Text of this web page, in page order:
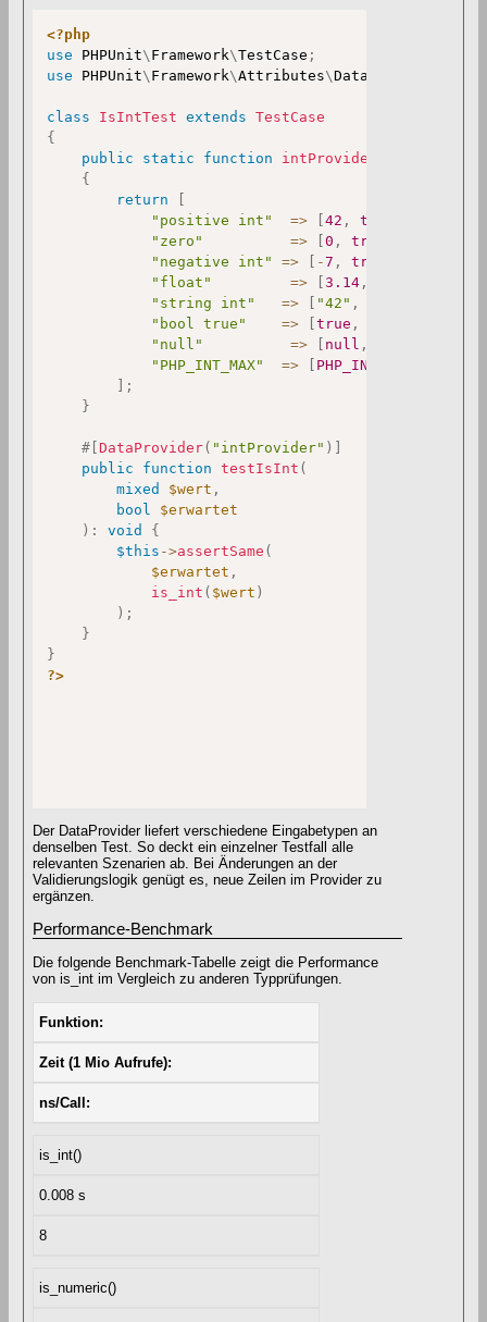
<?php
use
PHPUnit\ Framework\TestCase ;
use
PHPUnit\ Framework\Attributes\DataProvider
class IsIntTest extends
TestCase
{
public
static function intProvider
{
return
"positive int"
=> [42 , true
"zero"
=> [0 , true
"negative int"
=> -7 , true
"float"
=> [3.14 ,
"string int"
=> "42" ,
"bool true"
=> [true ,
"null"
=> null ,
"PHP_INT_MAX"
=> PHP_INT_MAX
;
}
#[DataProvider( "intProvider" )
public
function testIsInt (
mixed
$wert ,
bool
$erwartet
) : void
{
$this ->assertSame (
$erwartet ,
is_int ( $wert )
) ;
}
}
?>
Der DataProvider liefert verschiedene Eingabetypen an
denselben Test. So deckt ein einzelner Testfall alle
relevanten Szenarien ab. Bei Änderungen an der
Validierungslogik genügt es, neue Zeilen im Provider zu
ergänzen.
Performance-Benchmark
Die folgende Benchmark-Tabelle zeigt die Performance
von is_int im Vergleich zu anderen Typprüfungen.
Funktion
Zeit (1 Mio Aufrufe)
ns/Call
is_int()
0.008 s
8
is_numeric()